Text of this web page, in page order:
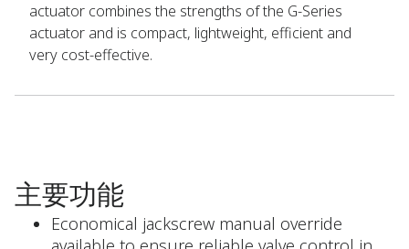
actuator combines the strengths of the G-Series
actuator and is compact, lightweight, efficient and
very cost-effective.
主要功能
Economical jackscrew manual override